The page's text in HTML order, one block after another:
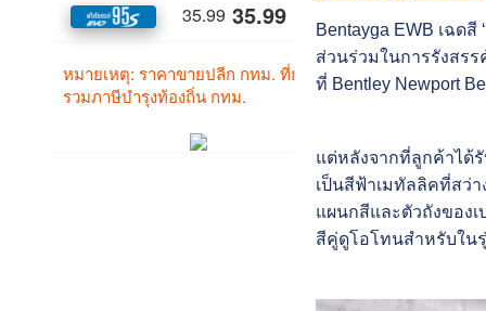
Bentayga EWB เฉด
ส่วนร่วมในการรังสรร
ที่ Bentley Newport
แต่หลังจากที่ลูกค้าได้
เป็นสีฟ้าเมทัลลิคที่สว่
แผนกสีและตัวถังของเ
สีคู่ดูโอโทนสำหรับใน